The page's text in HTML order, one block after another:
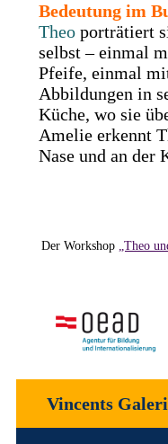
Bedeutung im
Theo porträtiert
selbst – einmal
Pfeife, einmal
Abbildungen in
Küche, wo sie
Amelie erkennt
Nase und an der
Der Workshop „Theo
Vincents